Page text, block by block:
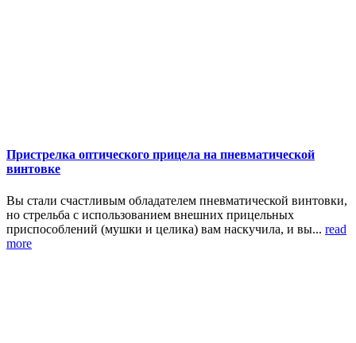
Пристрелка оптического прицела на пневматической
винтовке
Вы стали счастливым обладателем пневматической винтовки,
но стрельба с использованием внешних прицельных
приспособлений (мушки и целика) вам наскучила, и вы... read
more